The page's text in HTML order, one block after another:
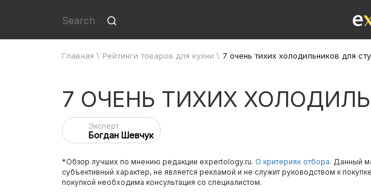
Главная \ Рейтинги товаров для кухни \ 7 очень тихих холодильников для
7 ОЧЕНЬ ТИХИХ
Эксперт
Богдан Шевчук
*Обзор лучших по мнению редакции expertology.ru. О критериях отбора. Данный
субъективный характер, не является рекламой и не служит руководством к
покупкой необходима консультация со специалистом.